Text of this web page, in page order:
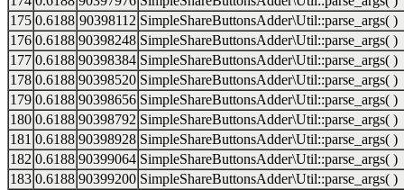
175 0.6188 90398112 SimpleShareButtonsAdder\Util::parse_args( )
176 0.6188 90398248 SimpleShareButtonsAdder\Util::parse_args( )
177 0.6188 90398384 SimpleShareButtonsAdder\Util::parse_args( )
178 0.6188 90398520 SimpleShareButtonsAdder\Util::parse_args( )
179 0.6188 90398656 SimpleShareButtonsAdder\Util::parse_args( )
180 0.6188 90398792 SimpleShareButtonsAdder\Util::parse_args( )
181 0.6188 90398928 SimpleShareButtonsAdder\Util::parse_args( )
182 0.6188 90399064 SimpleShareButtonsAdder\Util::parse_args( )
183 0.6188 90399200 SimpleShareButtonsAdder\Util::parse_args( )